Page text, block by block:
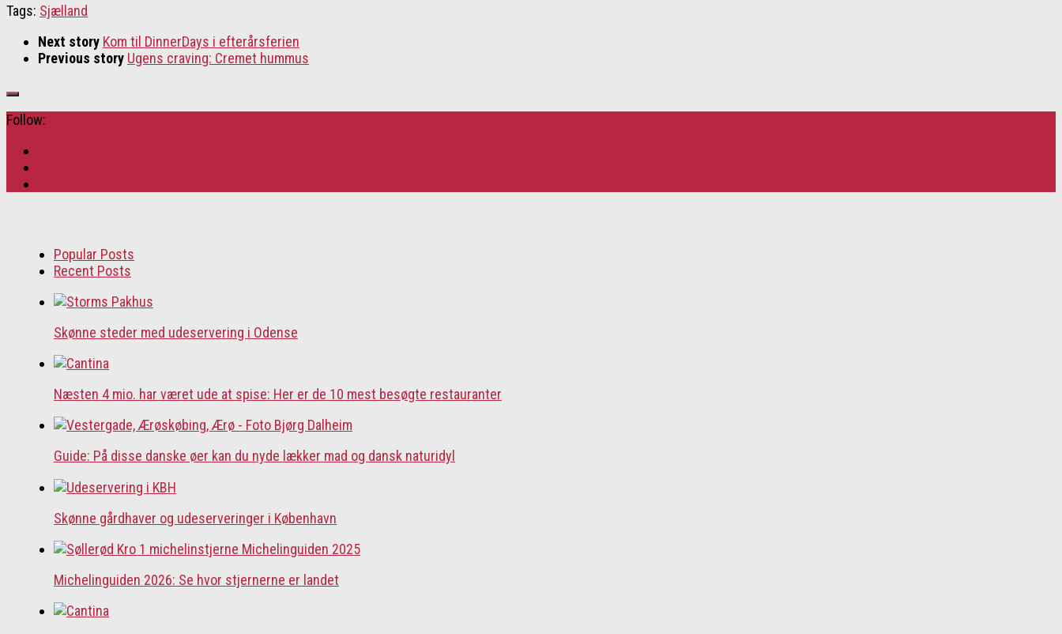
Tags: Sjælland
Next story Kom til DinnerDays i efterårsferien
Previous story Ugens craving: Cremet hummus
Follow:
Popular Posts
Recent Posts
Skønne steder med udeservering i Odense
Næsten 4 mio. har været ude at spise: Her er de 10 mest besøgte restauranter
Guide: På disse danske øer kan du nyde lækker mad og dansk naturidyl
Skønne gårdhaver og udeserveringer i København
Michelinguiden 2026: Se hvor stjernerne er landet